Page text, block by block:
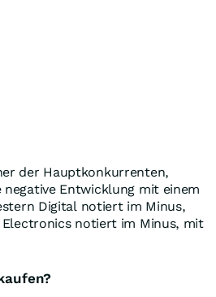
der Hauptkonkurrenten,
Entwicklung mit einem
Digital notiert im Minus,
Electronics notiert im Minus, mit